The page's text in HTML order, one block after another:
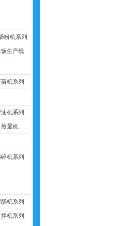
粉机系列
生产线
机系列
机系列
煎蛋机
机系列
机系列
机系列